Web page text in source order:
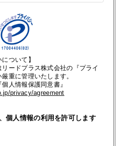
ついて】
ードプラス株式会社の『プライ
重に管理いたします。
人情報保護同意書』
privacy/agreement
個人情報の利用を許可します